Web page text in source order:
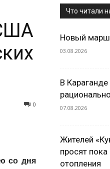
0
со дня
Что читали
Новый
03.08.2026
В
07.08.2026
Жителей
просят
отопления